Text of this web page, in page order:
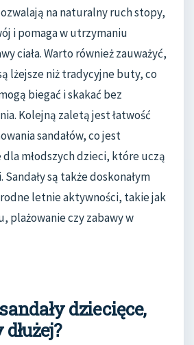
na naturalny ruch stopy,
i pomaga w utrzymaniu
ciała. Warto również zauważyć,
lżejsze niż tradycyjne buty, co
biegać i skakać bez
Kolejną zaletą jest łatwość
sandałów, co jest
młodszych dzieci, które uczą
są także doskonałym
letnie aktywności, takie jak
plażowanie czy zabawy w
dziecięce,